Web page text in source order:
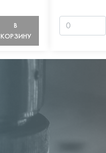
В
КОРЗИНУ